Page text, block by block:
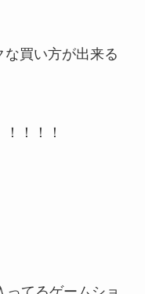
買い方が出来る
！！！